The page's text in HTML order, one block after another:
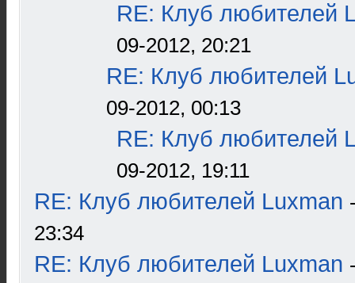
RE: Клуб любителей
09-2012, 20:21
RE: Клуб любителей
09-2012, 00:13
RE: Клуб любителей
09-2012, 19:11
RE: Клуб любителей Luxman
23:34
RE: Клуб любителей Luxman